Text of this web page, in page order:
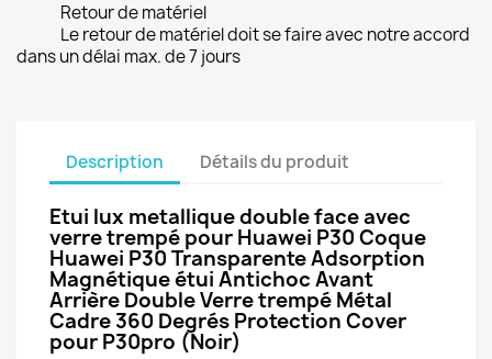
Retour de matériel
Le retour de matériel doit se faire avec notre accord
dans un délai max. de 7 jours
Description Détails du produit
Etui lux metallique double face avec
verre trempé pour Huawei P30 Coque
Huawei P30 Transparente Adsorption
Magnétique étui Antichoc Avant
Arrière Double Verre trempé Métal
Cadre 360 Degrés Protection Cover
pour P30pro (Noir)